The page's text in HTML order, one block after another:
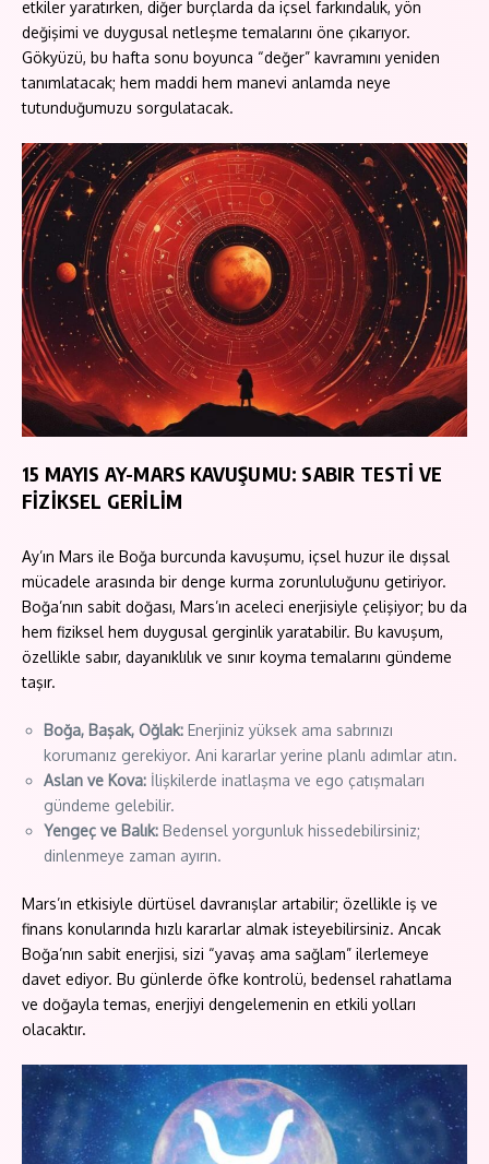
etkiler yaratırken, diğer burçlarda da içsel farkındalık, yön
değişimi ve duygusal netleşme temalarını öne çıkarıyor.
Gökyüzü, bu hafta sonu boyunca “değer” kavramını yeniden
tanımlatacak; hem maddi hem manevi anlamda neye
tutunduğumuzu sorgulatacak.
15 MAYIS AY-MARS KAVUŞUMU: SABIR TESTİ VE
FİZİKSEL GERİLİM
Ay’ın Mars ile Boğa burcunda kavuşumu, içsel huzur ile dışsal
mücadele arasında bir denge kurma zorunluluğunu getiriyor.
Boğa’nın sabit doğası, Mars’ın aceleci enerjisiyle çelişiyor; bu da
hem fiziksel hem duygusal gerginlik yaratabilir. Bu kavuşum,
özellikle sabır, dayanıklılık ve sınır koyma temalarını gündeme
taşır.
Boğa, Başak, Oğlak: Enerjiniz yüksek ama sabrınızı
korumanız gerekiyor. Ani kararlar yerine planlı adımlar atın.
Aslan ve Kova: İlişkilerde inatlaşma ve ego çatışmaları
gündeme gelebilir.
Yengeç ve Balık: Bedensel yorgunluk hissedebilirsiniz;
dinlenmeye zaman ayırın.
Mars’ın etkisiyle dürtüsel davranışlar artabilir; özellikle iş ve
finans konularında hızlı kararlar almak isteyebilirsiniz. Ancak
Boğa’nın sabit enerjisi, sizi “yavaş ama sağlam” ilerlemeye
davet ediyor. Bu günlerde öfke kontrolü, bedensel rahatlama
ve doğayla temas, enerjiyi dengelemenin en etkili yolları
olacaktır.